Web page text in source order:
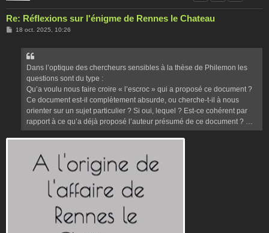
Re: Réflexions sur l'énigme de Rennes le Chateau
M
18 oct. 2025, 10:26
Dans l’optique des chercheurs sensibles à la thèse de Philemon les
questions sont du type :
Qu’a voulu nous faire croire « l’escroc » qui a proposé ce document ?
Ce document est-il complètement absurde, ou cherche-t-il à nous
orienter sur un sujet particulier ? Si oui, lequel ? Est-ce cohérent par
rapport à ce qu’a déjà proposé l’auteur présumé de ce document ? …